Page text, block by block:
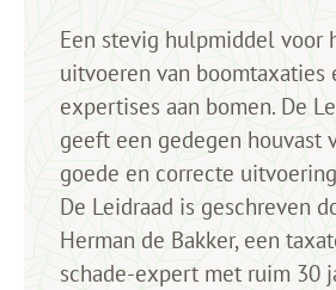
Een stevig hulpmiddel voor
uitvoeren van boomtaxaties
expertises aan bomen. De
geeft een gedegen houvast
goede en correcte
De Leidraad is geschreven
Herman de Bakker, een
schade-expert met ruim 30